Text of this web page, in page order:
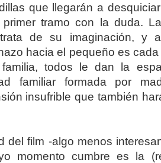
que llegarán a
tramo con la duda.
de su imaginación, y
hacia el pequeño es
todos le dan la
familiar formada por
insufrible que también
del film -algo menos
momento cumbre es la